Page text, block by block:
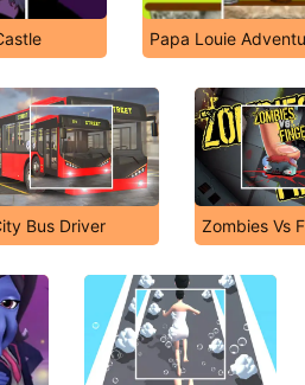
Papa Louie
Bus Driver Zombies Vs